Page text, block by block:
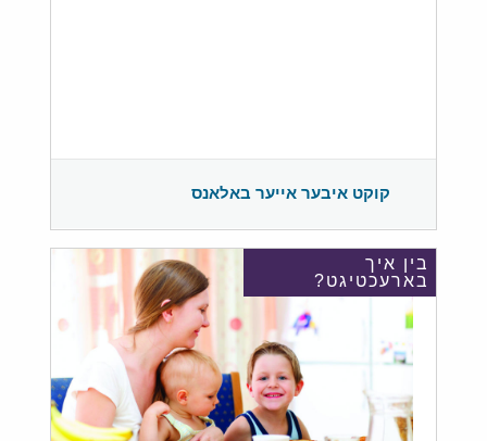
קוקט איבער אייער באלאנס
בין איך
בארעכטיגט?